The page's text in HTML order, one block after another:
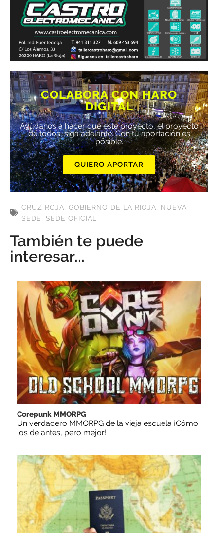
COLABORA CON HARO
DIGITAL
Ayúdanos a hacer que este proyecto, el proyecto
de todos, siga adelante. Con tu aportación es
posible.
QUIERO APORTAR
CRUZ ROJA, GOBIERNO DE LA RIOJA, NUEVA
SEDE, SEDE OFICIAL
También te puede
interesar...
Corepunk MMORPG
Un verdadero MMORPG de la vieja escuela ¡Cómo
los de antes, pero mejor!